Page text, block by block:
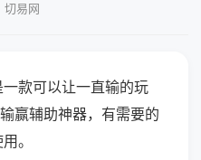
切易网
款可以让一直输的玩
赢辅助神器，有需要的
。